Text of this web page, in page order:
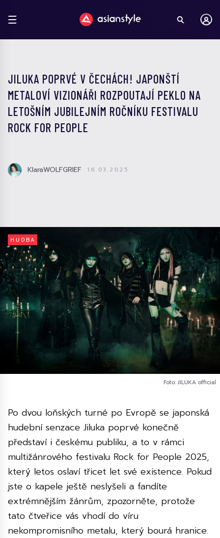
JILUKA POPRVÉ V ČECHÁCH! JAPONŠTÍ
METALOVÍ VIZIONÁŘI ROZPOUTAJÍ PEKLO NA
LETOŠNÍM JUBILEJNÍM ROČNÍKU FESTIVALU
ROCK FOR PEOPLE
KlaraWOLFGRIEF 16.03.2025
HUDBA
Foto: JILUKA official
Po dvou loňských turné po Evropě se japonská
hudební senzace Jiluka poprvé konečně
představí i českému publiku, a to v rámci
multižánrového festivalu Rock for People 2025,
který letos oslaví třicet let své existence. Pokud
jste o kapele ještě neslyšeli a fandíte
extrémnějším žánrům, zpozorněte, protože
tato čtveřice vás vhodí do víru
nekompromisního metalu, který bourá hranice.